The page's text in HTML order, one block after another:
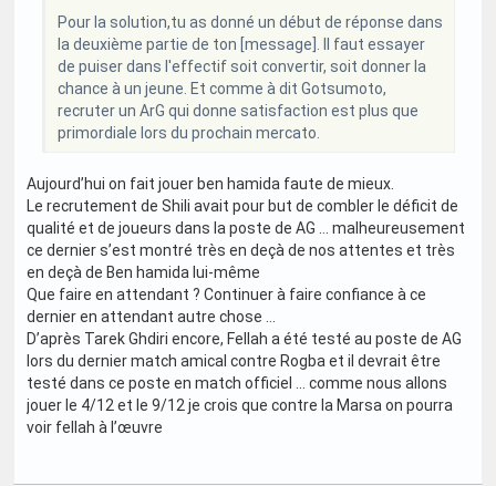
Pour la solution,tu as donné un début de réponse dans
la deuxième partie de ton [message]. Il faut essayer
de puiser dans l'effectif soit convertir, soit donner la
chance à un jeune. Et comme à dit Gotsumoto,
recruter un ArG qui donne satisfaction est plus que
primordiale lors du prochain mercato.
Aujourd’hui on fait jouer ben hamida faute de mieux.
Le recrutement de Shili avait pour but de combler le déficit de
qualité et de joueurs dans la poste de AG … malheureusement
ce dernier s’est montré très en deçà de nos attentes et très
en deçà de Ben hamida lui-même
Que faire en attendant ? Continuer à faire confiance à ce
dernier en attendant autre chose …
D’après Tarek Ghdiri encore, Fellah a été testé au poste de AG
lors du dernier match amical contre Rogba et il devrait être
testé dans ce poste en match officiel … comme nous allons
jouer le 4/12 et le 9/12 je crois que contre la Marsa on pourra
voir fellah à l’œuvre